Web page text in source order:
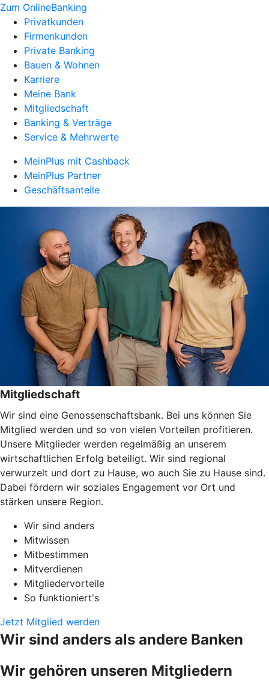
Zum OnlineBanking
Privatkunden
Firmenkunden
Private Banking
Bauen & Wohnen
Karriere
Meine Bank
Mitgliedschaft
Banking & Verträge
Service & Mehrwerte
MeinPlus mit Cashback
MeinPlus Partner
Geschäftsanteile
Mitgliedschaft
Wir sind eine Genossenschaftsbank. Bei uns können Sie
Mitglied werden und so von vielen Vorteilen profitieren.
Unsere Mitglieder werden regelmäßig an unserem
wirtschaftlichen Erfolg beteiligt. Wir sind regional
verwurzelt und dort zu Hause, wo auch Sie zu Hause sind.
Dabei fördern wir soziales Engagement vor Ort und
stärken unsere Region.
Wir sind anders
Mitwissen
Mitbestimmen
Mitverdienen
Mitgliedervorteile
So funktioniert's
Jetzt Mitglied werden
Wir sind anders als andere Banken
Wir gehören unseren Mitgliedern